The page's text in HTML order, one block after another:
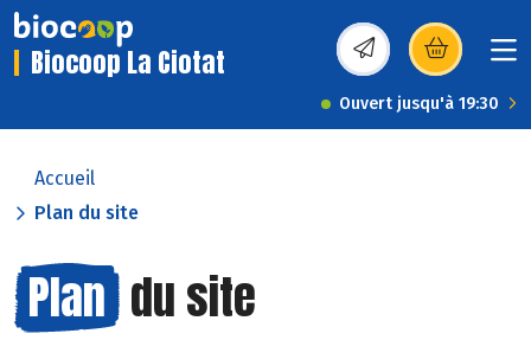
Biocoop La Ciotat (s’ouvre dans une
Ouvert jusqu'à 19:30
Accueil
Plan du site
Plan du site